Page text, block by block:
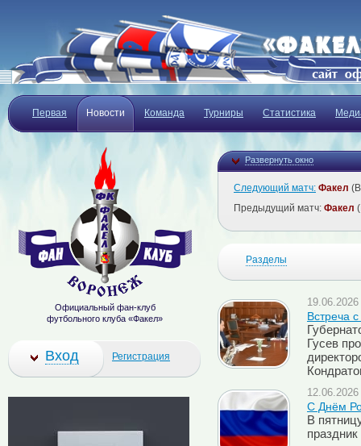
Первая Новости Команда Турниры Статистика
Развернуть окно
Следующий матч: Факел
Предыдущий матч: Факел
Разделы
Встреча
Гусев
C Днём
В
Официальный фан-клуб
футбольного клуба «Факел»
Вход Регистрация